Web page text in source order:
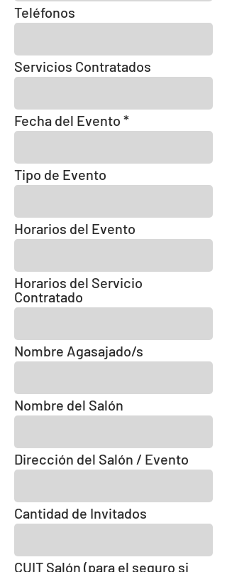
Teléfonos
Servicios Contratados
Fecha del Evento
Tipo de Evento
Horarios del Evento
Horarios del Servicio
Contratado
Nombre Agasajado/s
Nombre del Salón
Dirección del Salón / Evento
Cantidad de Invitados
CUIT Salón (para el seguro si